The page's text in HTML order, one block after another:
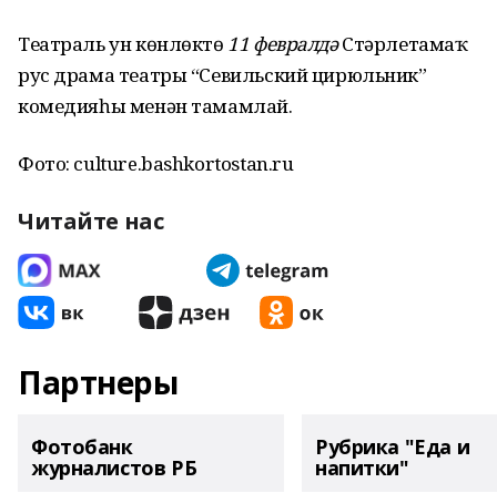
Театраль ун көнлөктө 11 февралдәСтәрлетамаҡ
рус драма театры “Севильский цирюльник”
комедияһы менән тамамлай.
Фото: culture.bashkortostan.ru
Читайте нас
Партнеры
Фотобанк
журналистов РБ
Рубрика "Еда и
напитки"